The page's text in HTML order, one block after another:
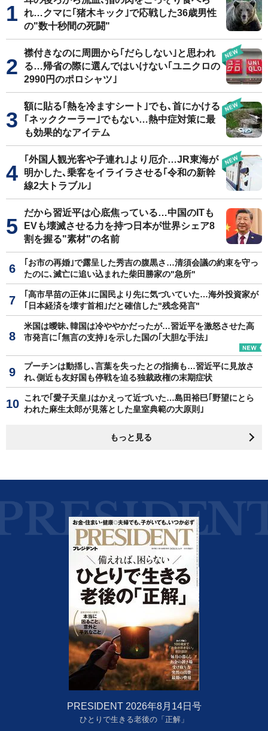
れ…クマに｢猪木キック｣で応戦した36歳男性
の"数十秒間の死闘"
襟付きなのに周囲から｢だらしない｣と思われ
る…帰省の際に選んではいけない｢ユニクロの
2990円のポロシャツ｣
額に貼る｢熱を冷ますシート｣でも､首にかける
｢ネッククーラー｣でもない…熱中症対策に最
も効果的なアイテム
｢外国人観光客や子連れ｣より厄介…JR東海が
明かした､乗客をイライラさせる｢令和の新幹
線2大トラブル｣
だから習近平は心底焦っている…中国のITも
EVも壊滅させる力を持つ日本が世界シェア8
割を握る"素材"の名前
｢お市の再婚｣で露呈した秀吉の腹黒さ…清須会議の約束を守っ
たのに､滅亡に追い込まれた柴田勝家の"急所"
｢高市早苗の正体｣に国民より先に気づいていた…海外投資家が
｢日本経済を壊す首相｣だと確信した"残念発言"
米国は曖昧､韓国は冷ややかだったが…習近平を激怒させた高
市発言に｢無言の支持｣を示した国の｢大胆な手法｣
プーチンは動揺し､言葉を失ったとの指摘も…習近平に見放さ
れ､側近も友好国も停戦を迫る独裁政権の末期症状
これで｢愛子天皇｣はかえって近づいた…島田裕巳｢野望にとら
われた麻生太郎が見落とした皇室典範の大原則｣
もっと見る
PRESIDENT 2026年8月14日号
ひとりで生きる老後の「正解」